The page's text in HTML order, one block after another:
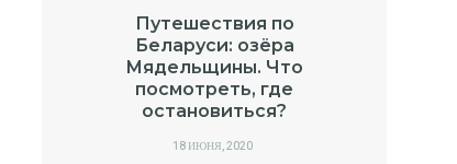
Путешествия по
Беларуси: озёра
Мядельщины. Что
посмотреть, где
остановиться?
POSTED
18 ИЮНЯ, 2020